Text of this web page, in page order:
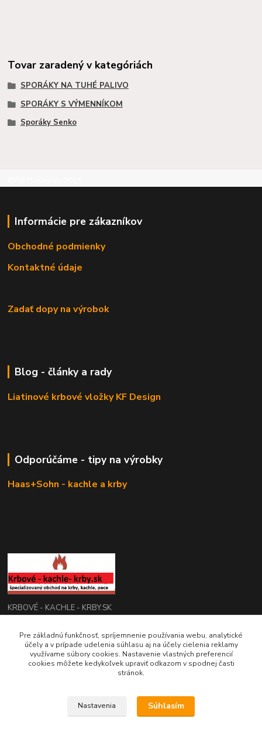
Tovar zaradený v kategóriách
SPORÁKY NA TUHÉ PALIVO
SPORÁKY S VÝMENNÍKOM
Sporáky Senko
Informácie pre zákazníkov
Obchodné podmienky
Kontaktné údaje
Zadať dopy na výrobok
Blog - články a rady
Liatinové krbové vložky KF Design
Odporúčáme - tipy na výrobky
Haas+Sohn - kachle a krby
KRBOVÉ - KACHLE - KRBY.SK
0949 476 255
08:00 - 17.00
Pre základnú funkčnosť, spríjemnenie používania webu, analytické
účely a v prípade udelenia súhlasu aj na účely cielenia reklamy
využívame súbory cookies. Nastavenie vlastných preferencií
cookies môžete kedykoľvek upraviť odkazom v spodnej časti
stránok.
Nastavenia Súhlasím